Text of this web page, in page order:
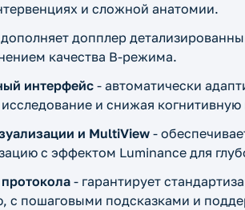
и сложной анатомии.
допплер
качества B-режима.
интерфейс- автоматически
и снижая когнитивную
и MultiView -
с эффектом Luminance для
- гарантирует
с пошаговыми подсказками и